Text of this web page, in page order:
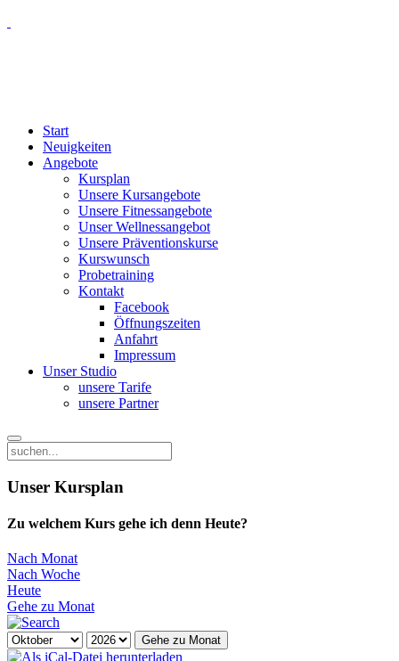
Start
Neuigkeiten
Angebote
Kursplan
Unsere Kursangebote
Unsere Fitnessangebote
Unser Wellnessangebot
Unsere Präventionskurse
Kurswunsch
Probetraining
Kontakt
Facebook
Öffnungszeiten
Anfahrt
Impressum
Unser Studio
unsere Tarife
unsere Partner
Unser Kursplan
Zu welchem Kurs gehe ich denn Heute?
Nach Monat
Nach Woche
Heute
Gehe zu Monat
Gehe zu Monat